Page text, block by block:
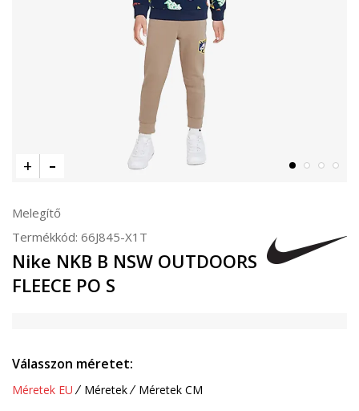
Melegítő
Termékkód: 66J845-X1T
Nike NKB B NSW OUTDOORS
FLEECE PO S
Válasszon méretet:
Méretek EU Méretek Méretek CM